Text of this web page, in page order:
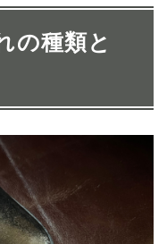
の種類と